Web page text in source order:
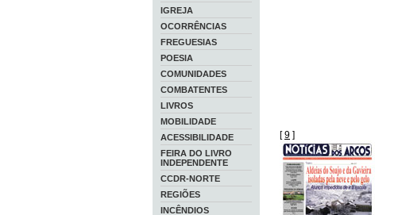
IGREJA
OCORRÊNCIAS
FREGUESIAS
POESIA
COMUNIDADES
COMBATENTES
LIVROS
MOBILIDADE
ACESSIBILIDADE
FEIRA DO LIVRO
INDEPENDENTE
CCDR-NORTE
REGIÕES
INCÊNDIOS
[9 ]